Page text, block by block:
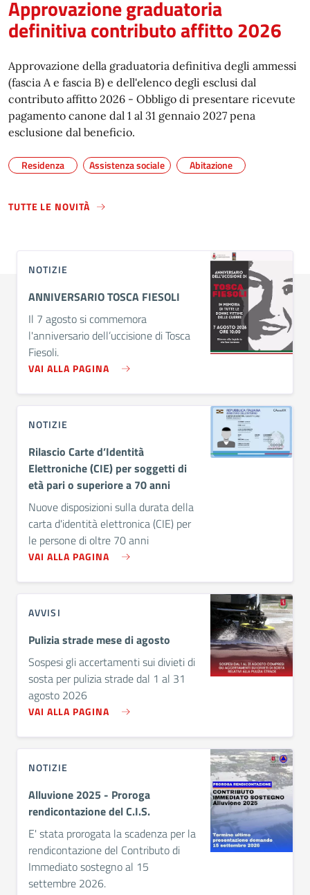
Approvazione graduatoria
definitiva contributo affitto 2026
Approvazione della graduatoria definitiva degli ammessi
(fascia A e fascia B) e dell'elenco degli esclusi dal
contributo affitto 2026 - Obbligo di presentare ricevute
pagamento canone dal 1 al 31 gennaio 2027 pena
esclusione dal beneficio.
Residenza Assistenza sociale Abitazione
TUTTE LE NOVITÀ
NOTIZIE
ANNIVERSARIO TOSCA FIESOLI
Il 7 agosto si commemora
l'anniversario dell’uccisione di Tosca
Fiesoli.
VAI ALLA PAGINA
NOTIZIE
Rilascio Carte d’Identità
Elettroniche (CIE) per soggetti di
età pari o superiore a 70 anni
Nuove disposizioni sulla durata della
carta d'identità elettronica (CIE) per
le persone di oltre 70 anni
VAI ALLA PAGINA
AVVISI
Pulizia strade mese di agosto
Sospesi gli accertamenti sui divieti di
sosta per pulizia strade dal 1 al 31
agosto 2026
VAI ALLA PAGINA
NOTIZIE
Alluvione 2025 - Proroga
rendicontazione del C.I.S.
E' stata prorogata la scadenza per la
rendicontazione del Contributo di
Immediato sostegno al 15
settembre 2026.